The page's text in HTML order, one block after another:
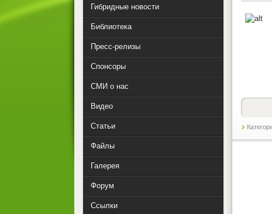
Гибридные новости
Библиотека
Пресс-релизы
Спонсоры
СМИ о нас
Видео
Статьи
Файлы
Галерея
Форум
Ссылки